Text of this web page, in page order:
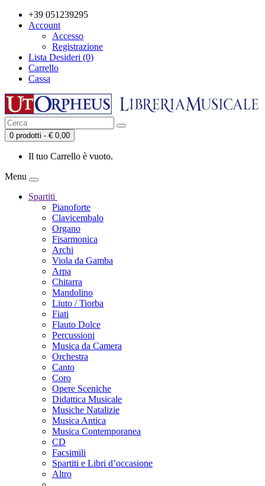
+39 051239295
Account
Accesso
Registrazione
Lista Desideri (0)
Carrello
Cassa
0 prodotti - € 0,00
Il tuo Carrello è vuoto.
Menu
Spartiti
Pianoforte
Clavicembalo
Organo
Fisarmonica
Archi
Viola da Gamba
Arpa
Chitarra
Mandolino
Liuto / Tiorba
Fiati
Flauto Dolce
Percussioni
Musica da Camera
Orchestra
Canto
Coro
Opere Sceniche
Didattica Musicale
Musiche Natalizie
Musica Antica
Musica Contemporanea
CD
Facsimili
Spartiti e Libri d’occasione
Altro